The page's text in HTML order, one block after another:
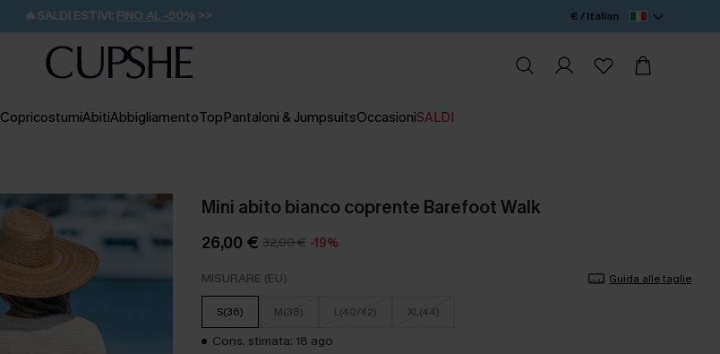
🚚SPEDIZIONE GRATUITA DA 49€
💌REGALO PER I NUOVI: 20% DI SCONTO*
€ / Italian
CopricostumiAbitiAbbigliamentoTopPantaloni & JumpsuitsOccasioniSALDI
Mini abito bianco coprente Barefoot Walk
26,00 € 32,00 € -19%
MISURARE (EU) Guida alle taglie
S(36) M(38) L(40/42) XL(44)
Cons. stimata: 18 ago